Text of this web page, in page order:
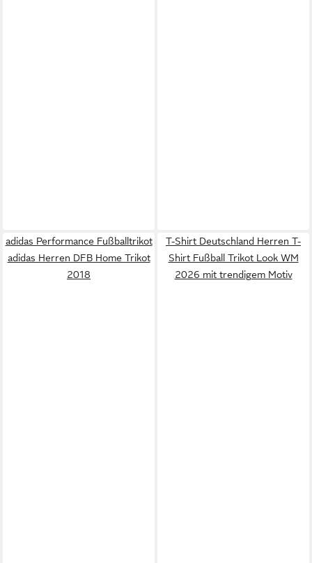
adidas Performance Fußballtrikot
adidas Herren DFB Home Trikot
2018
T-Shirt Deutschland Herren T-
Shirt Fußball Trikot Look WM
2026 mit trendigem Motiv